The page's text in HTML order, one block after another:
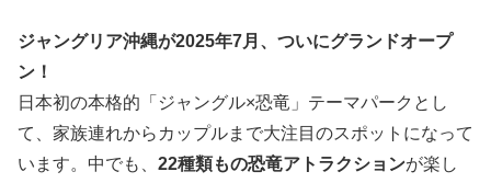
ジャングリア沖縄が2025年7月、ついにグランドオープ
ン！
日本初の本格的「ジャングル×恐竜」テーマパークとし
て、家族連れからカップルまで大注目のスポットになって
います。中でも、 22種類もの恐竜アトラクションが楽し